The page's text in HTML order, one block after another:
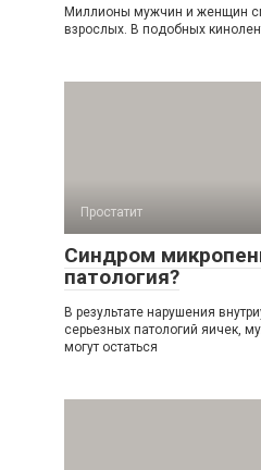
Миллионы мужчин и женщин
взрослых. В подобных
Простатит
Синдром
патология?
В результате нарушения
серьезных патологий яичек,
могут остаться